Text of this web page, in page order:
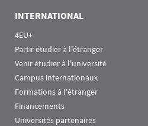
INTERNATIONAL
4EU+
Partir étudier à l'étranger
Venir étudier à l'université
Campus internationaux
Formations à l'étranger
Financements
Universités partenaires